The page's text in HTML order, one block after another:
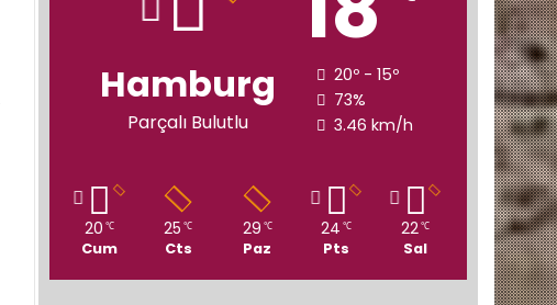
Hamburg
Parçalı Bulutlu
20º - 15º
73%
3.46 km/h
20 ℃
Cum
25 ℃
Cts
29 ℃
Paz
24 ℃
Pts
22℃
Sal